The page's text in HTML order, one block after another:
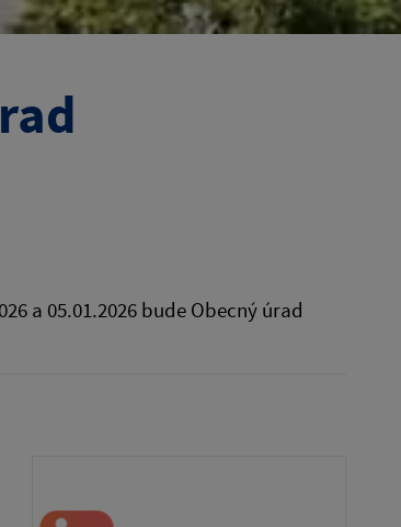
a 05.01.2026 bude Obecný úrad